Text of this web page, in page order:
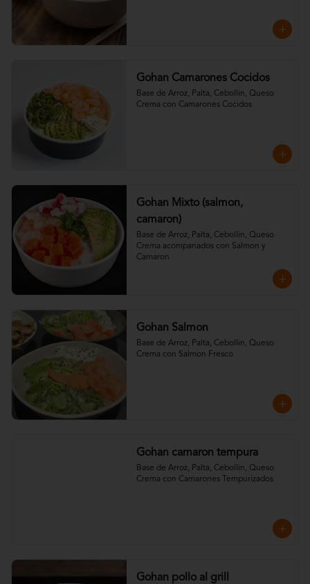
Gohan Camarones Cocidos
Base de Arroz, Palta, Cebollin, Queso
Crema con Camarones Cocidos
Gohan Mixto (salmon,
camaron)
Base de Arroz, Palta, Cebollin, Queso
Crema acompanados con Salmon y
Camaron
Gohan Salmon
Base de Arroz, Palta, Cebollin, Queso
Crema con Salmon Fresco
Gohan camaron tempura
Base de Arroz, Palta, Cebollin, Queso
Crema con Camarones Tempurizados
Gohan pollo al grill